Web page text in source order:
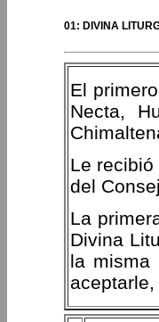
01: DIVINA
El
Necta,
Le
del
La
Divina
la misma